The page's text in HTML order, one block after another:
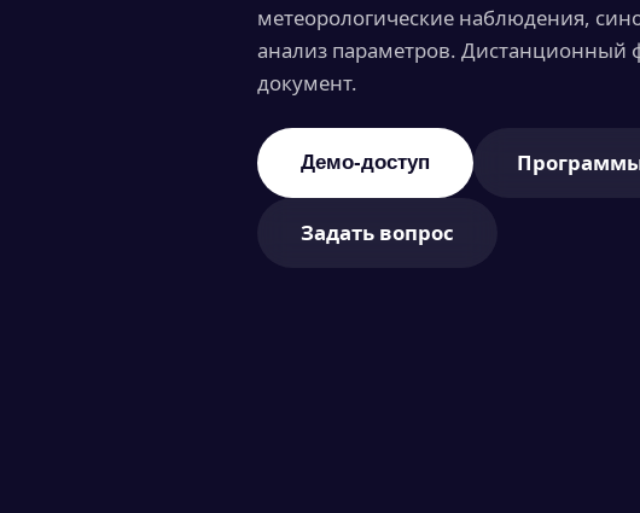
метеорологические наблюдения,
анализ параметров. Дистанционный
документ.
Демо-доступ
Задать вопрос